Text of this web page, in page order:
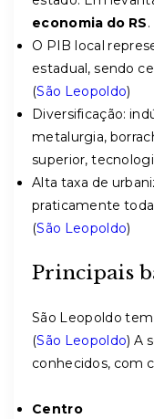
economia do RS.
O PIB local
estadual, sendo
(São Leopoldo)
Diversificação:
metalurgia,
superior,
Alta taxa de
praticamente
(São Leopoldo)
Principais
São Leopoldo tem
(São Leopoldo) A
conhecidos, com
Centro